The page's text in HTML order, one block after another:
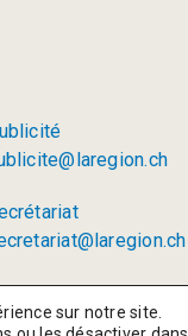
sur notre site.